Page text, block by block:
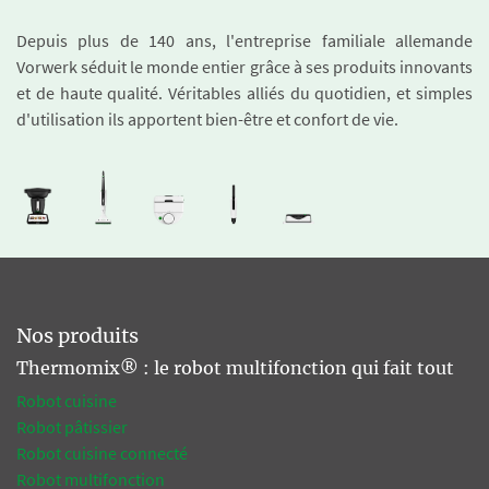
Depuis plus de 140 ans, l'entreprise familiale allemande
Vorwerk séduit le monde entier grâce à ses produits innovants
et de haute qualité. Véritables alliés du quotidien, et simples
d'utilisation ils apportent bien-être et confort de vie.
Nos produits
Thermomix® : le robot multifonction qui fait tout
Robot cuisine
Robot pâtissier
Robot cuisine connecté
Robot multifonction